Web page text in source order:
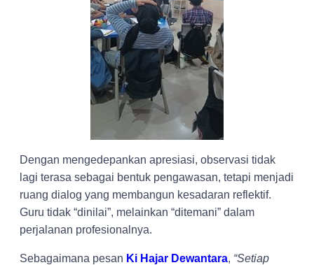
Dengan mengedepankan apresiasi, observasi tidak
lagi terasa sebagai bentuk pengawasan, tetapi menjadi
ruang dialog yang membangun kesadaran reflektif.
Guru tidak “dinilai”, melainkan “ditemani” dalam
perjalanan profesionalnya.
Sebagaimana pesan Ki Hajar Dewantara, “Setiap